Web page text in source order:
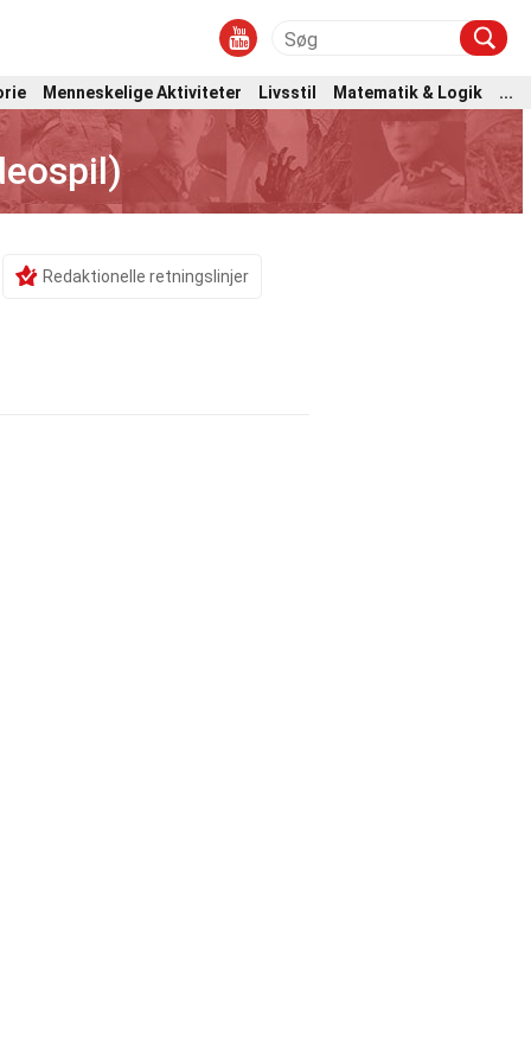
Menneskelige Aktiviteter Livsstil Matematik & Logik ...
Redaktionelle retningslinjer